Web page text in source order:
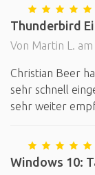
Thunderbird
Von Martin L.
Christian Beer
sehr schnell
sehr weiter
Windows 10: